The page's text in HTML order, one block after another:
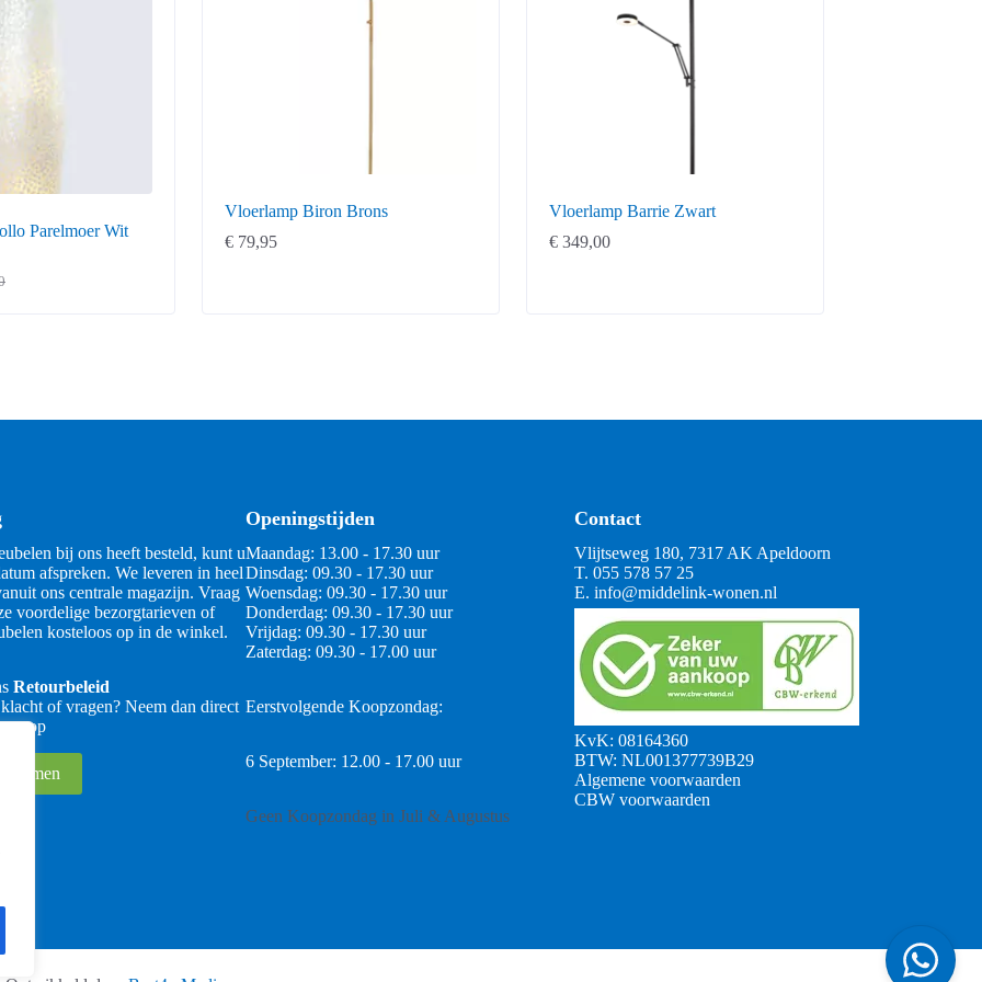
Parelmoer Wit
Vloerlamp Biron Brons
€ 79,95
Vloerlamp Barrie Zwart
€ 349,00
bij ons heeft besteld, kunt u
afspreken. We leveren in heel
ons centrale magazijn. Vraag
voordelige bezorgtarieven of
kosteloos op in de winkel.
Retourbeleid
of vragen? Neem dan direct
op
Openingstijden
Maandag: 13.00 - 17.30 uur
Dinsdag: 09.30 - 17.30 uur
Woensdag: 09.30 - 17.30 uur
Donderdag: 09.30 - 17.30 uur
Vrijdag: 09.30 - 17.30 uur
Zaterdag: 09.30 - 17.00 uur
Eerstvolgende Koopzondag:
6 September: 12.00 - 17.00 uur
Geen Koopzondag in Juli & Augustus
Contact
Vlijtseweg 180, 7317 AK Apeldoorn
T. 055 578 57 25
E. info@middelink-wonen.nl
KvK: 08164360
BTW: NL001377739B29
Algemene voorwaarden
CBW voorwaarden